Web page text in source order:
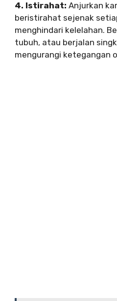
4. Istirahat: Anjurkan
beristirahat sejenak
menghindari kelelahan.
tubuh, atau berjalan
mengurangi ketegangan